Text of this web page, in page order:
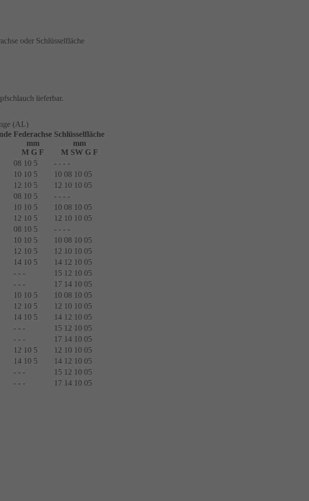
oder Schlüsselfläche
lieferbar.
(AL)
Federachse
mm
M G F
Schlüsselfläche
mm
M SW G F
08 10 5 - - - -
10 10 5 10 08 10 05
12 10 5 12 10 10 05
08 10 5 - - - -
10 10 5 10 08 10 05
12 10 5 12 10 10 05
08 10 5 - - - -
10 10 5 10 08 10 05
12 10 5 12 10 10 05
14 10 5 14 12 10 05
- - - 15 12 10 05
- - - 17 14 10 05
10 10 5 10 08 10 05
12 10 5 12 10 10 05
14 10 5 14 12 10 05
- - - 15 12 10 05
- - - 17 14 10 05
12 10 5 12 10 10 05
14 10 5 14 12 10 05
- - - 15 12 10 05
- - - 17 14 10 05